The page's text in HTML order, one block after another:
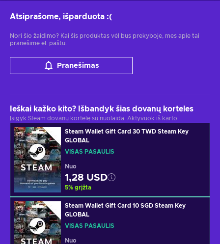
Atsiprašome, išparduota :(
Nori šio žaidimo? Kai šis produktas vėl bus prekyboje, mes apie tai
pranešime el. paštu.
Pranešimas
Ieškai kažko kito? Išbandyk šias dovanų korteles
Įsigyk Steam dovanų kortelę su nuolaida. Aktyvuok iš karto.
Steam Wallet Gift Card 30 TWD Steam Key
GLOBAL
VISAS PASAULIS
Nuo
1,28 USD
5% grįžta
Steam Wallet Gift Card 10 SGD Steam Key
GLOBAL
VISAS PASAULIS
Nuo